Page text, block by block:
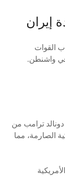
إيران
القوات
في واشنطن.
دونالد ترامب من
الصارمة، مما